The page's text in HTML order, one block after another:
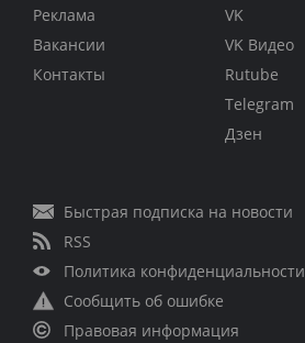
Реклама
Вакансии
Контакты
VK
VK Видео
Rutube
Telegram
Дзен
Быстрая подписка на новости
RSS
Политика конфиденциальности
Сообщить об ошибке
Правовая информация